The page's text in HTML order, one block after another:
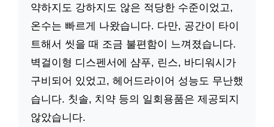
약하지도 강하지도 않은 적당한 수준이었고,
온수는 빠르게 나왔습니다. 다만, 공간이 타이
트해서 씻을 때 조금 불편함이 느껴졌습니다.
벽걸이형 디스펜서에 샴푸, 린스, 바디워시가
구비되어 있었고, 헤어드라이어 성능도 무난했
습니다. 칫솔, 치약 등의 일회용품은 제공되지
않았습니다.